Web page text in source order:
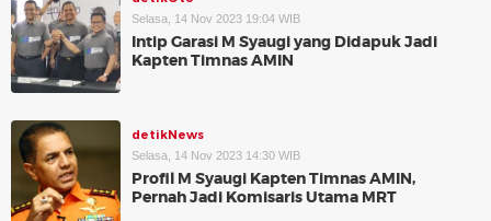
Selasa, 14 Nov 2023 19:04 WIB
Intip Garasi M Syaugi yang Didapuk Jadi
Kapten Timnas AMIN
detikNews
Selasa, 14 Nov 2023 14:30 WIB
Profil M Syaugi Kapten Timnas AMIN,
Pernah Jadi Komisaris Utama MRT